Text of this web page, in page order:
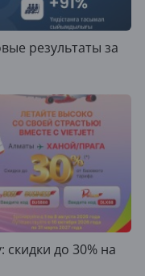
результаты за
до 30% на